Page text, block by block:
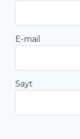
E-mail
Sayt